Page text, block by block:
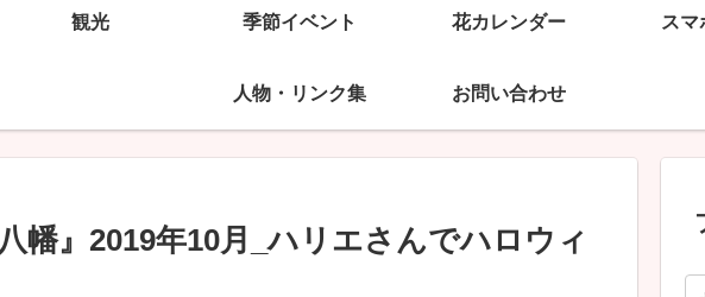
観光 季節イベント 花カレンダー スマ
人物・リンク集 お問い合わせ
幡』2019年10月_ハリエさんでハロウィ